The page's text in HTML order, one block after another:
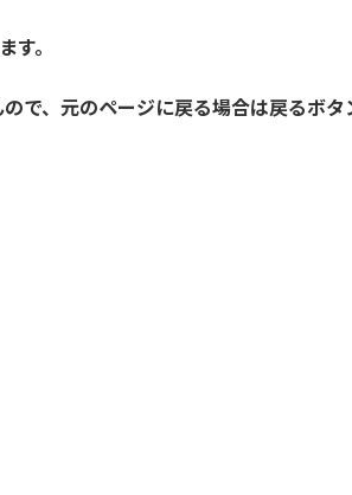
す。
で、元のページに戻る場合は戻るボ